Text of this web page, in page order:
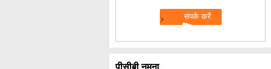
पीसीबी नमूना